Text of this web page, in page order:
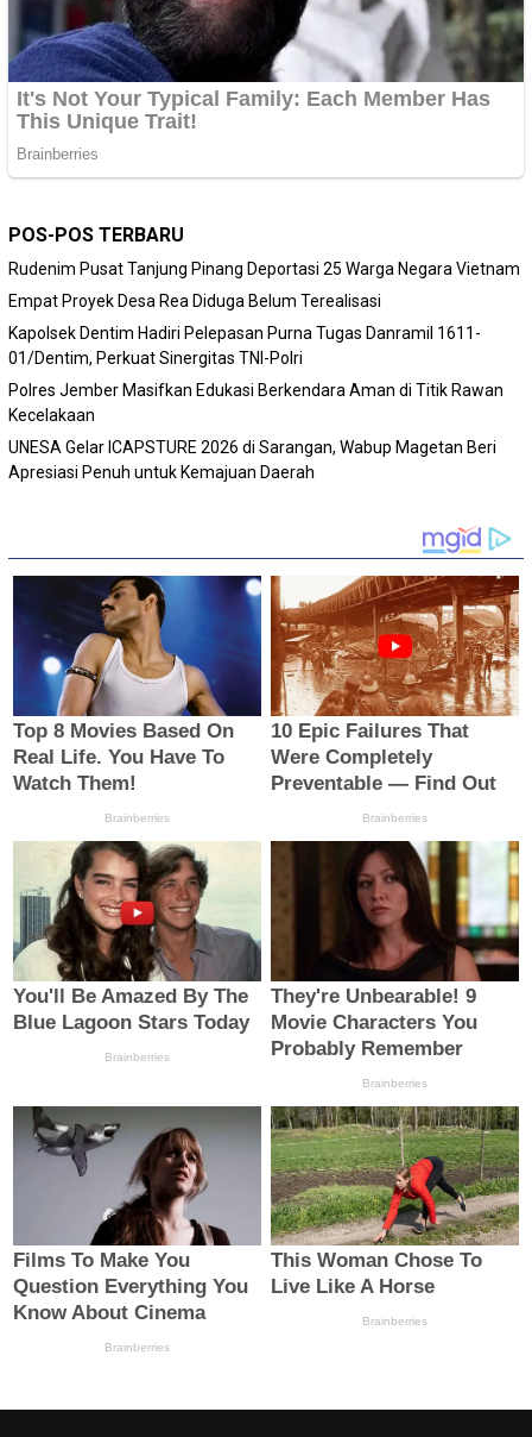
POS-POS TERBARU
Rudenim Pusat Tanjung Pinang Deportasi 25 Warga Negara Vietnam
Empat Proyek Desa Rea Diduga Belum Terealisasi
Kapolsek Dentim Hadiri Pelepasan Purna Tugas Danramil 1611-
01/Dentim, Perkuat Sinergitas TNI-Polri
Polres Jember Masifkan Edukasi Berkendara Aman di Titik Rawan
Kecelakaan
‎UNESA Gelar ICAPSTURE 2026 di Sarangan, Wabup Magetan Beri
Apresiasi Penuh untuk Kemajuan Daerah